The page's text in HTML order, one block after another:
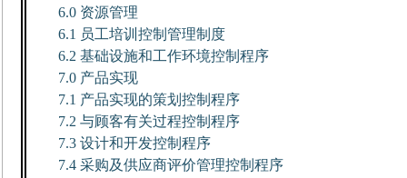
6.0 资源管理
6.1 员工培训控制管理制度
6.2基础设施和工作环境控制程序
7.0 产品实现
7.1 产品实现的策划控制程序
7.2与顾客有关过程控制程序
7.3设计和开发控制程序
7.4采购及供应商评价管理控制程序